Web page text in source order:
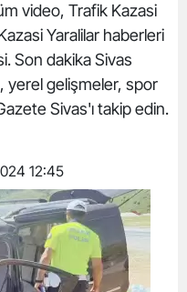
video, Trafik Kazasi
Yaralilar haberleri
Son dakika Sivas
yerel gelişmeler, spor
Sivas'ı takip edin.
12:45